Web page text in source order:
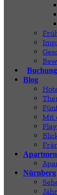
Buchung
Blog
Mit
Nürnberg